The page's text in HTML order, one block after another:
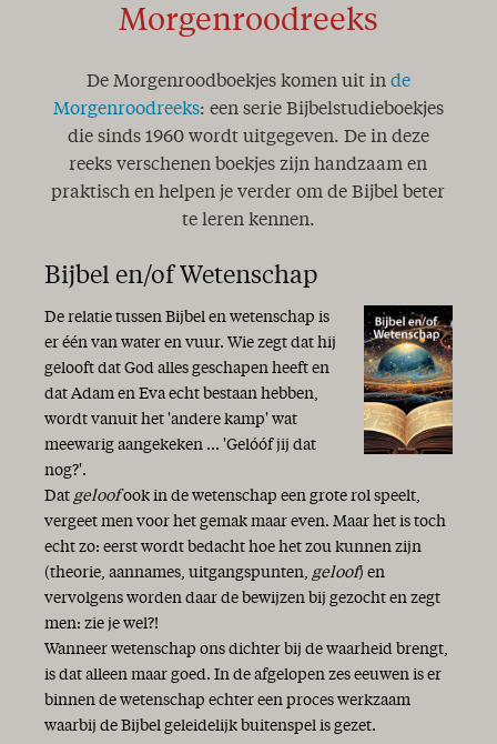
Morgenroodreeks
De Morgenroodboekjes komen uit in de
Morgenroodreeks: een serie Bijbelstudieboekjes
die sinds 1960 wordt uitgegeven. De in deze
reeks verschenen boekjes zijn handzaam en
praktisch en helpen je verder om de Bijbel beter
te leren kennen.
Bijbel en/of Wetenschap
De relatie tussen Bijbel en wetenschap is
er één van water en vuur. Wie zegt dat hij
gelooft dat God alles geschapen heeft en
dat Adam en Eva echt bestaan hebben,
wordt vanuit het 'andere kamp' wat
meewarig aangekeken ... 'Gelóóf jij dat
nog?'.
Dat geloofook in de wetenschap een grote rol speelt,
vergeet men voor het gemak maar even. Maar het is toch
echt zo: eerst wordt bedacht hoe het zou kunnen zijn
(theorie, aannames, uitgangspunten, geloof) en
vervolgens worden daar de bewijzen bij gezocht en zegt
men: zie je wel?!
Wanneer wetenschap ons dichter bij de waarheid brengt,
is dat alleen maar goed. In de afgelopen zes eeuwen is er
binnen de wetenschap echter een proces werkzaam
waarbij de Bijbel geleidelijk buitenspel is gezet.